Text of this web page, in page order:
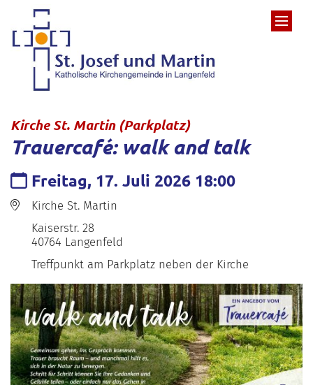
Zum Inhalt springen
Kirche St. Martin (Parkplatz):
Trauercafé: walk and talk
Datum:
Freitag, 17. Juli 2026 18:00
Ort:
Kirche St. Martin
Kaiserstr. 28
40764 Langenfeld
Treffpunkt am Parkplatz neben der Kirche